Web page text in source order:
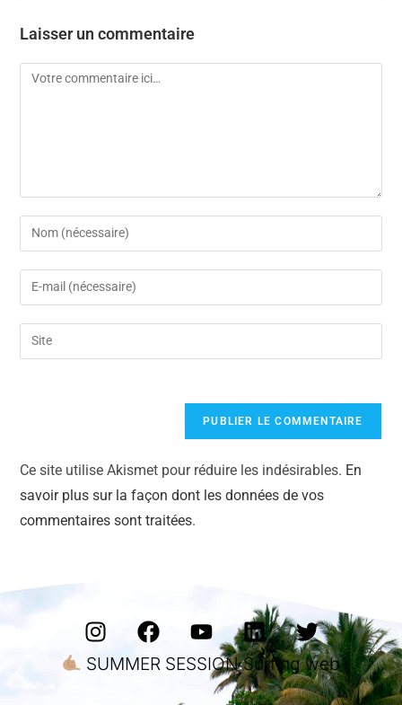
Laisser un commentaire
Ce site utilise Akismet pour réduire les indésirables. En
savoir plus sur la façon dont les données de vos
commentaires sont traitées.
SUMMER SESSION Surfing web